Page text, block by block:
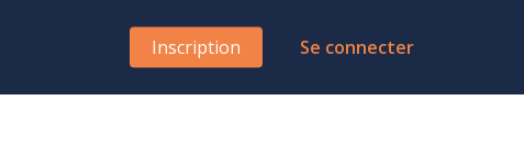
Inscription Se connecter